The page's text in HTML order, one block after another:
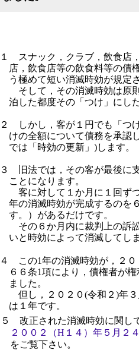
１ スナック，クラブ，飲食店
店，飲食店等の飲食料等の債
う極めて短い消滅時効が規定
そして，その消滅時効は原
泊した都度その「つけ」にし
２ しかし，客が１円でも「つ
けの全額について債務を承認
では「時効の更新」)します。
３ 旧法では，その客が最後に
ことになります。
客に対して１か月に１回ず
年の消滅時効が完成するのを
す。）があるだけです。
その６か月内に裁判上の訴
いと時効によって消滅してし
４ この1年の消滅時効が，２０
６６条1項により，債権者が
ました。
但し，２０２０(令和２)年
は１年です。
５ 改正された消滅時効に関し
２００２（H１４）年５月２
をご覧下さい。